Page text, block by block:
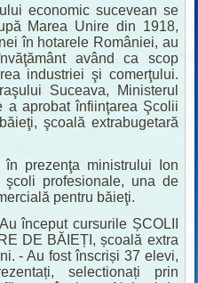
economic sucevean se
Marea Unire din 1918,
în hotarele României, au
având ca scop
industriei şi comerţului.
Suceava, Ministerul
a aprobat înfiinţarea Şcolii
şcoală extrabugetară
prezenţa ministrului Ion
profesionale, una de
pentru băieţi.
început cursurile ȘCOLII
DE BĂIEȚI, școală extra
- Au fost înscriși 37 elevi,
selectionați prin